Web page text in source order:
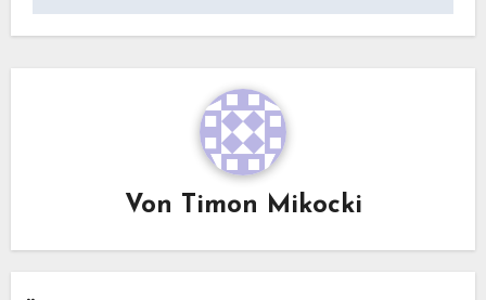
Von Timon Mikocki